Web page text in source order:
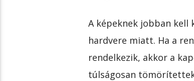
A képeknek jobban kell
hardvere miatt. Ha a
rendelkezik, akkor a
túlságosan tömörítettek